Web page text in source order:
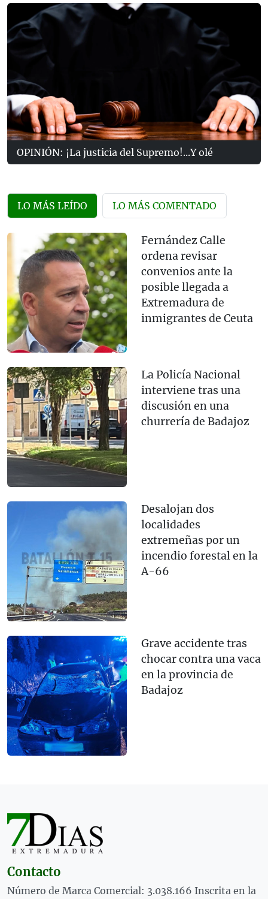
OPINIÓN: ¡La justicia del Supremo!...Y olé
LO MÁS LEÍDO LO MÁS COMENTADO
Fernández Calle
ordena revisar
convenios ante la
posible llegada a
Extremadura de
inmigrantes de Ceuta
La Policía Nacional
interviene tras una
discusión en una
churrería de Badajoz
Desalojan dos
localidades
extremeñas por un
incendio forestal en la
A-66
Grave accidente tras
chocar contra una vaca
en la provincia de
Badajoz
Contacto
Número de Marca Comercial: 3.038.166 Inscrita en la